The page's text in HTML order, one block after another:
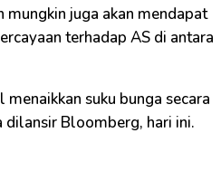
juga akan mendapat
terhadap AS di antara
suku bunga secara
dilansir Bloomberg, hari ini.